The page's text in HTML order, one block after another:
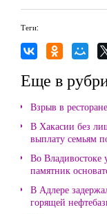
Теги:
Еще в
Взрыв в
В Хакасии без
выплату семьям
Во Владивостоке
памятник
В Адлере
горящей